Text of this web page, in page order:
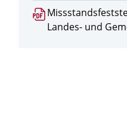
Landes- und
PDF
Datei
herunterladen